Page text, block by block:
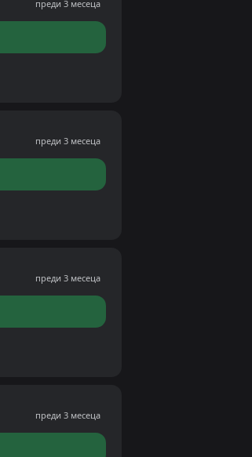
преди 3 месеца
преди 3 месеца
преди 3 месеца
преди 3 месеца